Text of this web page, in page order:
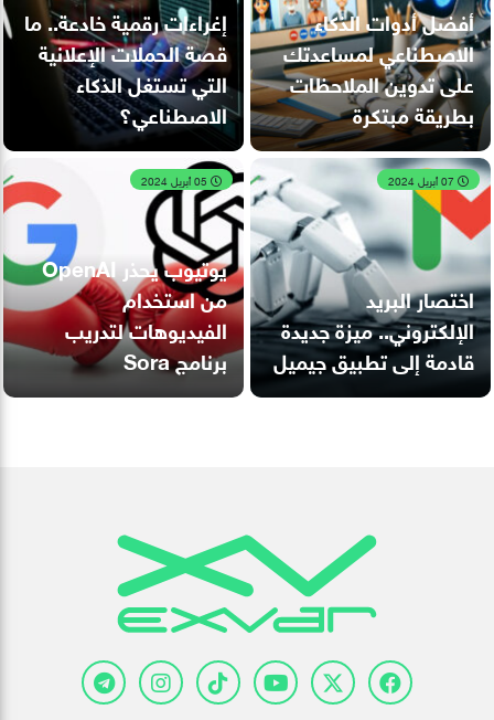
أفضل أدوات الذكاء
الاصطناعي لمساعدتك
على تدوين الملاحظات
بطريقة مبتكرة
إغراءات رقمية خادعة.. ما
قصة الحملات الإعلانية
التي تستغل الذكاء
الاصطناعي؟
اختصار البريد
الإلكتروني.. ميزة جديدة
قادمة إلى تطبيق جيميل
يوتيوب يحذر OpenAI
من استخدام
الفيديوهات لتدريب
برنامج Sora